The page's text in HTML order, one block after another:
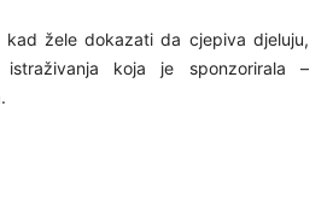
kad žele dokazati da cjepiva djeluju,
koja je sponzorirala –